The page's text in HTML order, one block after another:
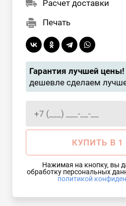
Расчет доставки
Печать
Гарантия лучшей цены!
дешевле сделаем
КУПИТЬ В
Нажимая на кнопку, вы
политикой